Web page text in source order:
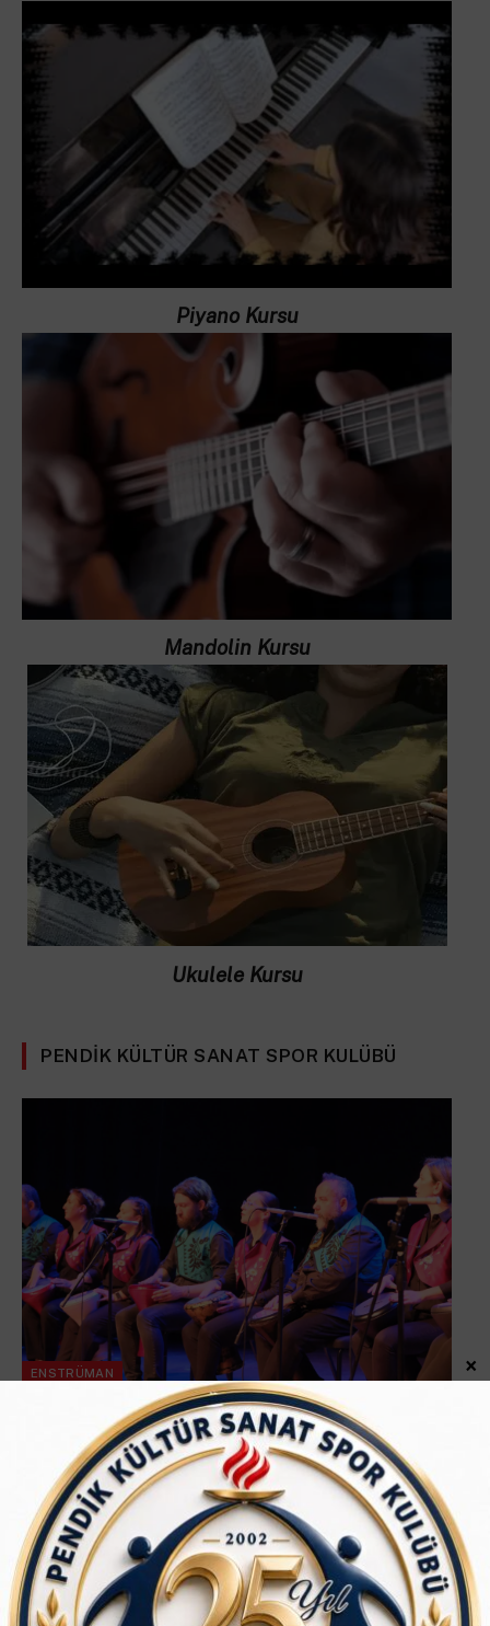
Piyano Kursu
Mandolin Kursu
Ukulele Kursu
PENDIK KÜLTÜR SANAT SPOR KULÜBÜ
ENSTRÜMAN
PEKSAD Darbuka Atölyesi Başlıyor!
Ağustos 5, 2026 Okuma süresi: 1 dakika
Her ritimde bir heyecan, her vuruşta yeni bir enerji… Müziğin
evrensel diliyle ritmi keşfetmeye hazır mısınız? PEKSAD
Darbuka…
×